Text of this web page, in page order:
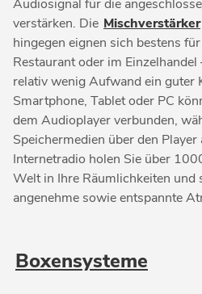
Audiosignal für die
verstärken. Die Mischverstärker
hingegen eignen sich bestens
Restaurant oder im
relativ wenig Aufwand ein guter
Smartphone, Tablet oder PC
dem Audioplayer verbunden,
Speichermedien über den
Internetradio holen Sie über
Welt in Ihre Räumlichkeiten und
angenehme sowie entspannte
Boxensysteme